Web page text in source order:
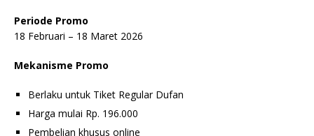
Periode Promo
18 Februari – 18 Maret 2026
Mekanisme Promo
Berlaku untuk Tiket Regular Dufan
Harga mulai Rp. 196.000
Pembelian khusus online